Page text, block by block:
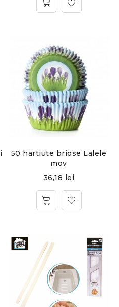
50 hartiute briose Lalele
mov
36,18 lei